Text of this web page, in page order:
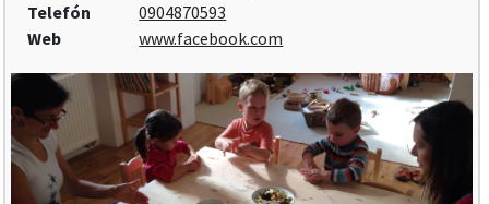
Telefón
0904870593
Web
www.facebook.com